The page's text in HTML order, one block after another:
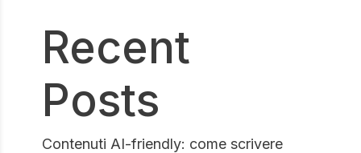
Recent
Posts
Contenuti AI-friendly: come scrivere